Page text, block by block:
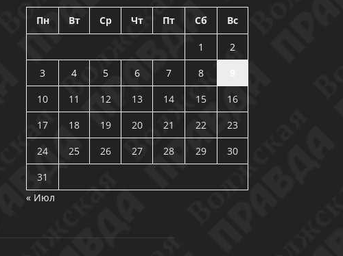
Пн Вт Ср Чт Пт Сб Вс
1
2
3
4 5 6 7 8
10
11 12 13 14 15
16
17
18 19 20 21 22
23
24
25 26 27 28 29
30
31
« Июл